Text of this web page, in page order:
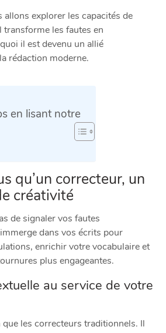
allons explorer les capacités de
les fautes en
il est devenu un allié
rédaction moderne.
en lisant notre
qu’un correcteur, un
créativité
de signaler vos fautes
dans vos écrits pour
enrichir votre vocabulaire et
plus engageantes.
au service de votre
les correcteurs traditionnels. Il